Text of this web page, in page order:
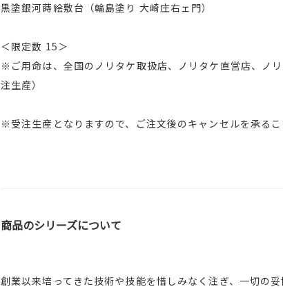
黒塗銀河蒔絵敷台（輪島塗り 大崎庄右ェ門）
＜限定数 15＞
※ご用命は、全国のノリタケ取扱店、ノリタケ直営店、ノ
注生産）
※受注生産となりますので、ご注文後のキャンセルを承るこ
商品のシリーズについて
創業以来培ってきた技術や技能を惜しみなく注ぎ、一切